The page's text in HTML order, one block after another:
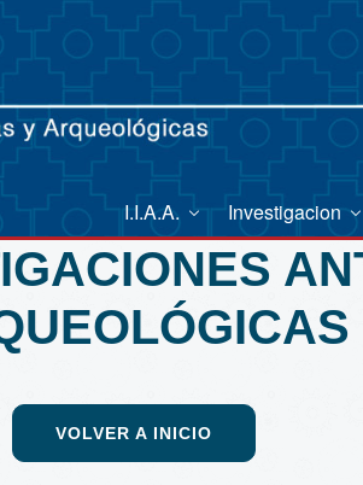
I.I.A.A. Investigacion
VOLVER A INICIO